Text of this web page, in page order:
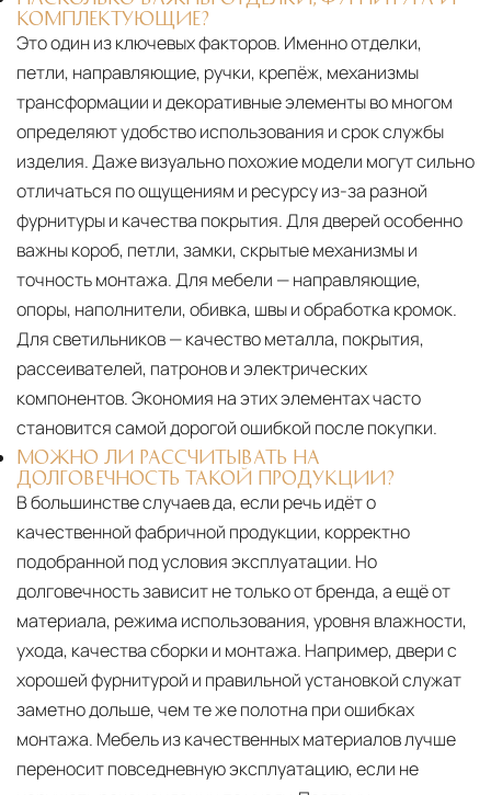
КОМПЛЕКТУЮЩИЕ?
Это один из ключевых факторов. Именно отделки,
петли, направляющие, ручки, крепёж, механизмы
трансформации и декоративные элементы во многом
определяют удобство использования и срок службы
изделия. Даже визуально похожие модели могут сильно
отличаться по ощущениям и ресурсу из-за разной
фурнитуры и качества покрытия. Для дверей особенно
важны короб, петли, замки, скрытые механизмы и
точность монтажа. Для мебели — направляющие,
опоры, наполнители, обивка, швы и обработка кромок.
Для светильников — качество металла, покрытия,
рассеивателей, патронов и электрических
компонентов. Экономия на этих элементах часто
становится самой дорогой ошибкой после покупки.
МОЖНО ЛИ РАССЧИТЫВАТЬ НА
ДОЛГОВЕЧНОСТЬ ТАКОЙ ПРОДУКЦИИ?
В большинстве случаев да, если речь идёт о
качественной фабричной продукции, корректно
подобранной под условия эксплуатации. Но
долговечность зависит не только от бренда, а ещё от
материала, режима использования, уровня влажности,
ухода, качества сборки и монтажа. Например, двери с
хорошей фурнитурой и правильной установкой служат
заметно дольше, чем те же полотна при ошибках
монтажа. Мебель из качественных материалов лучше
переносит повседневную эксплуатацию, если не